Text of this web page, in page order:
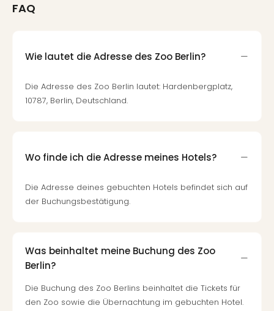
FAQ
Wie lautet die Adresse des Zoo Berlin?
Die Adresse des Zoo Berlin lautet: Hardenbergplatz,
10787, Berlin, Deutschland.
Wo finde ich die Adresse meines Hotels?
Die Adresse deines gebuchten Hotels befindet sich auf
der Buchungsbestätigung.
Was beinhaltet meine Buchung des Zoo
Berlin?
Die Buchung des Zoo Berlins beinhaltet die Tickets für
den Zoo sowie die Übernachtung im gebuchten Hotel.